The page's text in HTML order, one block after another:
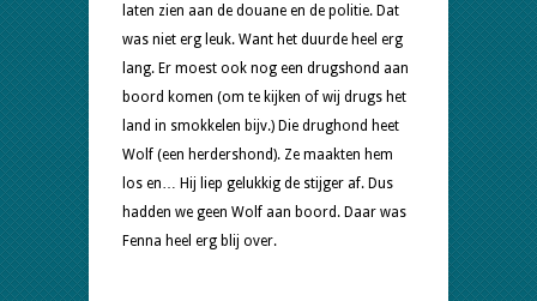
laten zien aan de douane en de politie. Dat
was niet erg leuk. Want het duurde heel erg
lang. Er moest ook nog een drugshond aan
boord komen (om te kijken of wij drugs het
land in smokkelen bijv.) Die drughond heet
Wolf (een herdershond). Ze maakten hem
los en… Hij liep gelukkig de stijger af. Dus
hadden we geen Wolf aan boord. Daar was
Fenna heel erg blij over.